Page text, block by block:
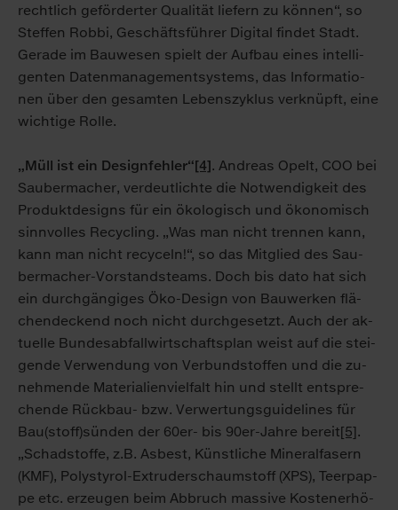
recht­lich ge­för­der­ter Qua­li­tät lie­fern zu kön­nen“, so
Stef­fen Rob­bi, Ge­schäfts­füh­rer Di­gi­tal fin­det Stadt.
Ge­ra­de im Bau­we­sen spielt der Auf­bau ei­nes in­tel­li­
gen­ten Da­ten­ma­nage­ment­sys­tems, das In­for­ma­tio­
nen über den ge­sam­ten Le­bens­zy­klus ver­knüpft, ei­ne
wich­ti­ge Rol­le.
„Müll ist ein Designfehler“[4]. An­dre­as Opelt, COO bei
Sau­ber­ma­cher, ver­deut­lich­te die Not­wen­dig­keit des
Pro­dukt­de­signs für ein öko­lo­gisch und öko­no­misch
sinn­vol­les Re­cy­cling. „Was man nicht tren­nen kann,
kann man nicht re­cy­celn!“, so das Mit­glied des Sau­
ber­ma­cher-Vor­stands­teams. Doch bis da­to hat sich
ein durch­gän­gi­ges Öko-De­sign von Bau­wer­ken flä­
chen­de­ckend noch nicht durch­ge­setzt. Auch der ak­
tu­el­le Bun­des­ab­fall­wirt­schafts­plan weist auf die stei­
gen­de Ver­wen­dung von Ver­bund­stof­fen und die zu­
neh­men­de Ma­te­ria­li­en­viel­falt hin und stellt ent­spre­
chen­de Rück­bau- bzw. Ver­wer­tungs­gui­de­lines für
Bau(stoff)sün­den der 60er- bis 90er-Jah­re be­reit[5].
„Schad­stof­fe, z.B. As­best, Künst­li­che Mi­ne­ral­fa­sern
(KMF), Po­ly­sty­rol-Ex­tru­der­schaum­stoff (XPS), Teer­pap­
pe etc. er­zeu­gen beim Ab­bruch mas­si­ve Kos­ten­er­hö­